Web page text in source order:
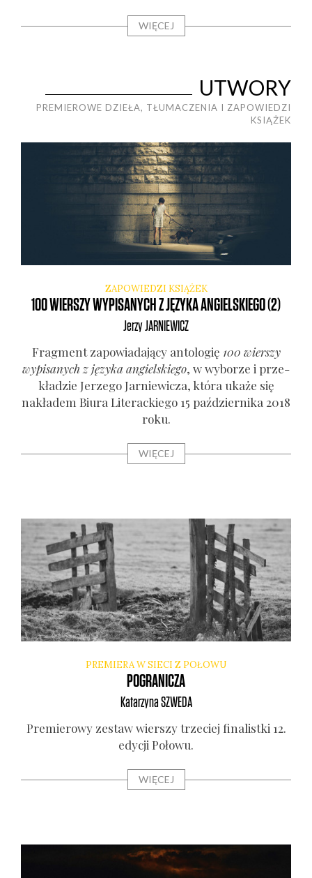
WIĘCEJ
UTWORY
PREMIEROWE DZIEŁA, TŁUMACZENIA I ZAPOWIEDZI
KSIĄŻEK
ZAPOWIEDZI KSIĄŻEK
100 WIERSZY WYPISANYCH Z JĘZYKA ANGIELSKIEGO (2)
JerzyJARNIEWICZ
Frag­ment zapo­wia­da­ją­cy anto­lo­gię 100 wier­szy
wypi­sa­nych z języ­ka angiel­skie­go, w wybo­rze i prze­
kła­dzie Jerze­go Jar­nie­wi­cza, któ­ra uka­że się
nakła­dem Biu­ra Lite­rac­kie­go 15 paź­dzier­ni­ka 2018
roku.
WIĘCEJ
PREMIERA W SIECI Z POŁOWU
POGRANICZA
KatarzynaSZWEDA
Pre­mie­ro­wy zestaw wier­szy trze­ciej fina­list­ki 12.
edy­cji Poło­wu.
WIĘCEJ